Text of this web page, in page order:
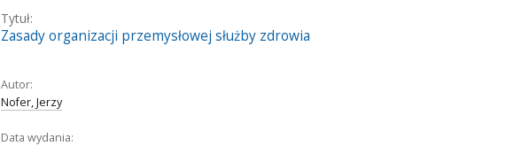
Tytuł:
Zasady organizacji przemysłowej służby zdrowia
Autor:
Nofer, Jerzy
Data wydania: